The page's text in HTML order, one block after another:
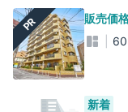
PR 販売価
新着